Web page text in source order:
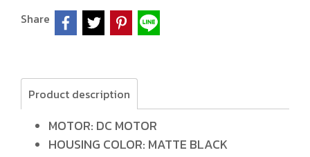
Share
Product description
MOTOR: DC MOTOR
HOUSING COLOR: MATTE BLACK